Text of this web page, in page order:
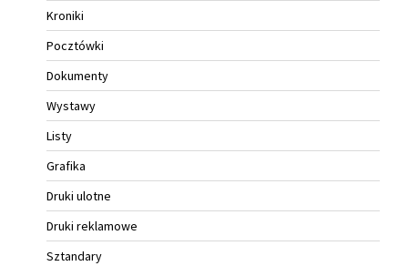
Kroniki
Pocztówki
Dokumenty
Wystawy
Listy
Grafika
Druki ulotne
Druki reklamowe
Sztandary